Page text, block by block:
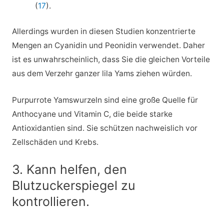
(17).
Allerdings wurden in diesen Studien konzentrierte
Mengen an Cyanidin und Peonidin verwendet. Daher
ist es unwahrscheinlich, dass Sie die gleichen Vorteile
aus dem Verzehr ganzer lila Yams ziehen würden.
Purpurrote Yamswurzeln sind eine große Quelle für
Anthocyane und Vitamin C, die beide starke
Antioxidantien sind. Sie schützen nachweislich vor
Zellschäden und Krebs.
3. Kann helfen, den
Blutzuckerspiegel zu
kontrollieren.